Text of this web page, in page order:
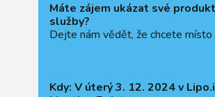
Máte zájem ukázat své
služby?
Dejte nám vědět, že chcete místo
Kdy: V úterý 3. 12. 2024 v